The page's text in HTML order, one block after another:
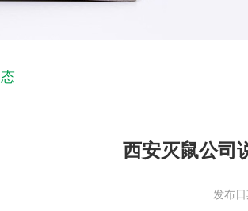
西安灭鼠公司
发布